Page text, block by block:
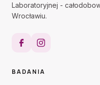
Laboratoryjnej -
Wrocławiu.
BADANIA